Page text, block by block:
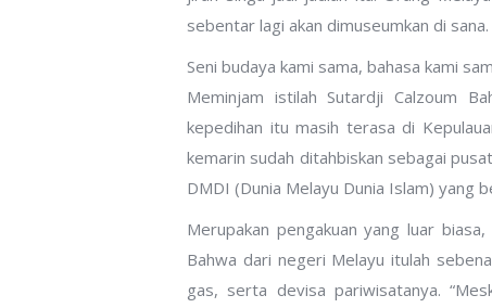
sebentar lagi akan dimuseumkan di sana.
Seni budaya kami sama, bahasa kami
Meminjam istilah Sutardji Calzoum
kepedihan itu masih terasa di
kemarin sudah ditahbiskan sebagai
DMDI (Dunia Melayu Dunia Islam) yang
Merupakan pengakuan yang luar
Bahwa dari negeri Melayu itulah
gas, serta devisa pariwisatanya.